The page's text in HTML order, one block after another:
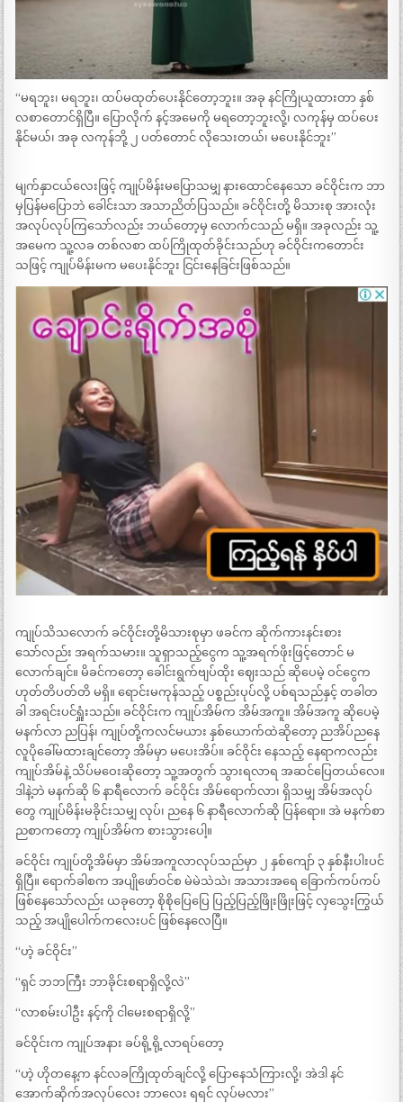
“မရဘူး၊ မရဘူး၊ ထပ်မထုတ်ပေးနိုင်တော့ဘူး။ အခု နင်ကြိုယူထားတာ နှစ်
လစာတောင်ရှိပြီ။ ပြောလိုက် နင့်အမေကို မရတော့ဘူးလို့၊ လကုန်မှ ထပ်ပေး
နိုင်မယ်၊ အခု လကုန်ဘို့ ၂ ပတ်တောင် လိုသေးတယ်၊ မပေးနိုင်ဘူး”
မျက်နှာငယ်လေးဖြင့် ကျုပ်မိန်းမပြောသမျှ နားထောင်နေသော ခင်ဝိုင်းက ဘာ
မှပြန်မပြောဘဲ ခေါင်းသာ အသာညိတ်ပြသည်။ ခင်ဝိုင်းတို့ မိသားစု အားလုံး
အလုပ်လုပ်ကြသော်လည်း ဘယ်တော့မှ လောက်ငသည် မရှိ။ အခုလည်း သူ့
အမေက သူ့လခ တစ်လစာ ထပ်ကြိုထုတ်ခိုင်းသည်ဟု ခင်ဝိုင်းကတောင်း
သဖြင့် ကျုပ်မိန်းမက မပေးနိုင်ဘူး ငြင်းနေခြင်းဖြစ်သည်။
ကျုပ်သိသလောက် ခင်ဝိုင်းတို့မိသားစုမှာ ဖခင်က ဆိုက်ကားနင်းစား
သော်လည်း အရက်သမား။ သူရှာသည့်ငွေက သူ့အရက်ဖိုးဖြင့်တောင် မ
လောက်ချင်။ မိခင်ကတော့ ခေါင်းရွက်ဗျပ်ထိုး ဈေးသည် ဆိုပေမဲ့ ဝင်ငွေက
ဟုတ်တိပတ်တိ မရှိ။ ရောင်းမကုန်သည့် ပစ္စည်းပုပ်လို့ ပစ်ရသည်နှင့် တခါတ
ခါ အရင်းပင်ရှူံးသည်။ ခင်ဝိုင်းက ကျုပ်အိမ်က အိမ်အကူ။ အိမ်အကူ ဆိုပေမဲ့
မနက်လာ ညပြန်၊ ကျုပ်တို့ကလင်မယား နှစ်ယောက်ထဲဆိုတော့ ညအိပ်ညနေ
လူပိုခေါ်မထားချင်တော့ အိမ်မှာ မပေးအိပ်။ ခင်ဝိုင်း နေသည့် နေရာကလည်း
ကျုပ်အိမ်နဲ့ သိပ်မဝေးဆိုတော့ သူ့အတွက် သွားရလာရ အဆင်ပြေတယ်လေ။
ဒါနဲ့ဘဲ မနက်ဆို ၆ နာရီလောက် ခင်ဝိုင်း အိမ်ရောက်လာ၊ ရှိသမျှ အိမ်အလုပ်
တွေ ကျုပ်မိန်းမခိုင်းသမျှ လုပ်၊ ညနေ ၆ နာရီလောက်ဆို ပြန်ရော။ အဲ မနက်စာ
ညစာကတော့ ကျုပ်အိမ်က စားသွားပေါ့။
ခင်ဝိုင်း ကျုပ်တို့အိမ်မှာ အိမ်အကူလာလုပ်သည်မှာ ၂ နှစ်ကျော် ၃ နှစ်နီးပါးပင်
ရှိပြီ။ ရောက်ခါစက အပျိုဖော်ဝင်စ မဲမဲသဲသဲ၊ အသားအရေ ခြောက်ကပ်ကပ်
ဖြစ်နေသော်လည်း ယခုတော့ စိုစိုပြေပြေ ပြည့်ပြည့်ဖြိုးဖြိုးဖြင့် လှသွေးကြွယ်
သည့် အပျိုပေါက်ကလေးပင် ဖြစ်နေလေပြီ။
“ဟဲ့ ခင်ဝိုင်း”
“ရှင် ဘဘကြီး ဘာခိုင်းစရာရှိလို့လဲ”
“လာစမ်းပါဦး နင့်ကို ငါမေးစရာရှိလို့”
ခင်ဝိုင်းက ကျုပ်အနား ခပ်ရို့ရို့လာရပ်တော့
“ဟဲ့ ဟိုတနေ့က နင်လခကြိုထုတ်ချင်လို့ ပြောနေသံကြားလို့၊ အဲဒါ နင်
အောက်ဆိုက်အလုပ်လေး ဘာလေး ရရင် လုပ်မလား”